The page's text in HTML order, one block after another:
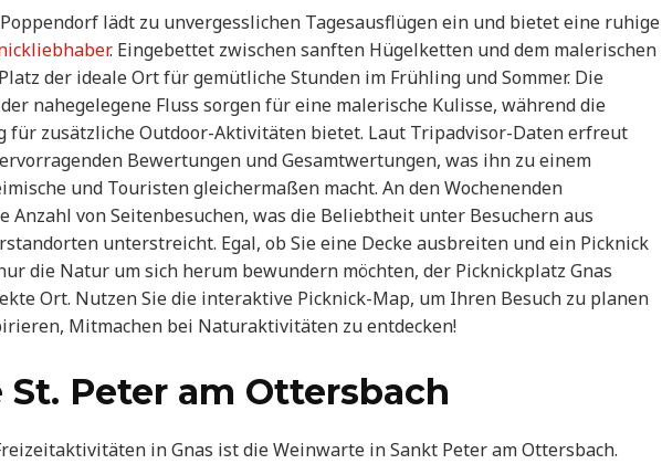
lädt zu unvergesslichen Tagesausflügen ein und bietet eine ruhige
. Eingebettet zwischen sanften Hügelketten und dem malerischen
der ideale Ort für gemütliche Stunden im Frühling und Sommer. Die
nahegelegene Fluss sorgen für eine malerische Kulisse, während die
für zusätzliche Outdoor-Aktivitäten bietet. Laut Tripadvisor-Daten erfreut
Bewertungen und Gesamtwertungen, was ihn zu einem
und Touristen gleichermaßen macht. An den Wochenenden
Anzahl von Seitenbesuchen, was die Beliebtheit unter Besuchern aus
unterstreicht. Egal, ob Sie eine Decke ausbreiten und ein Picknick
die Natur um sich herum bewundern möchten, der Picknickplatz Gnas
Ort. Nutzen Sie die interaktive Picknick-Map, um Ihren Besuch zu planen
Mitmachen bei Naturaktivitäten zu entdecken!
Peter am Ottersbach
in Gnas ist die Weinwarte in Sankt Peter am Ottersbach.